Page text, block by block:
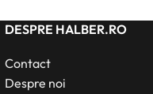
DESPRE HALBER.RO
Contact
Despre noi